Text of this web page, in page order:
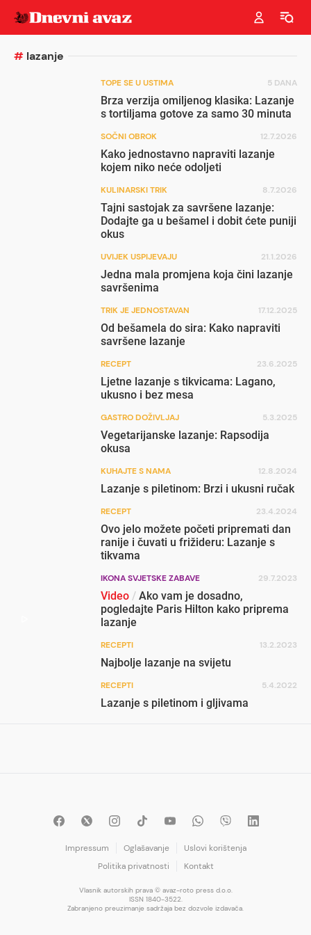
# lazanje
TOPE SE U USTIMA 5 DANA
Brza verzija omiljenog klasika: Lazanje
s tortiljama gotove za samo 30 minuta
SOČNI OBROK 12.7.2026
Kako jednostavno napraviti lazanje
kojem niko neće odoljeti
KULINARSKI TRIK 8.7.2026
Tajni sastojak za savršene lazanje:
Dodajte ga u bešamel i dobit ćete puniji
okus
UVIJEK USPIJEVAJU 21.1.2026
Jedna mala promjena koja čini lazanje
savršenima
TRIK JE JEDNOSTAVAN 17.12.2025
Od bešamela do sira: Kako napraviti
savršene lazanje
RECEPT 23.6.2025
Ljetne lazanje s tikvicama: Lagano,
ukusno i bez mesa
GASTRO DOŽIVLJAJ 5.3.2025
Vegetarijanske lazanje: Rapsodija
okusa
KUHAJTE S NAMA 12.8.2024
Lazanje s piletinom: Brzi i ukusni ručak
RECEPT 23.4.2024
Ovo jelo možete početi pripremati dan
ranije i čuvati u frižideru: Lazanje s
tikvama
IKONA SVJETSKE ZABAVE 29.7.2023
Video / Ako vam je dosadno,
pogledajte Paris Hilton kako priprema
lazanje
RECEPTI 13.2.2023
Najbolje lazanje na svijetu
RECEPTI 5.4.2022
Lazanje s piletinom i gljivama
Impressum Oglašavanje
Uslovi korištenja
Politika privatnosti
Kontakt
Vlasnik autorskih prava © avaz-roto press d.o.o.
ISSN 1840-3522.
Zabranjeno preuzimanje sadržaja bez dozvole izdavača.